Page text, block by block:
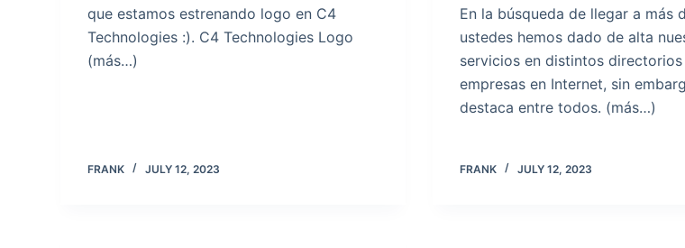
que estamos estrenando logo en C4
Technologies :). C4 Technologies Logo
(más…)
FRANK JULY 12, 2023
En la búsqueda de llegar a más
ustedes hemos dado de alta
servicios en distintos
empresas en Internet, sin
destaca entre todos. (más…)
FRANK JULY 12, 2023